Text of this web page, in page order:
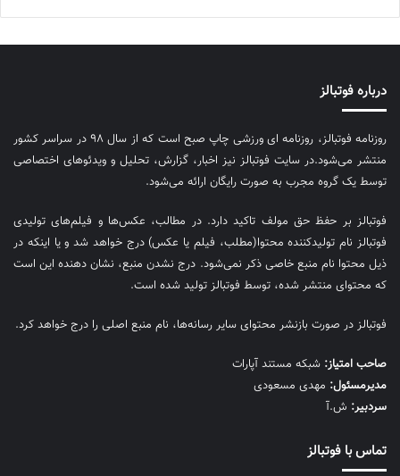
درباره فوتبالز
روزنامه فوتبالز، روزنامه ای ورزشی چاپ صبح است که از سال ۹۸ در سراسر کشور
منتشر می‌شود.در سایت فوتبالز نیز اخبار، گزارش، تحلیل و ویدئوهای اختصاصی
توسط یک گروه مجرب به صورت رایگان ارائه می‌شود.
فوتبالز بر حفظ حق مولف تاکید دارد. در مطالب، عکس‌ها و فیلم‌های تولیدی
فوتبالز نام تولیدکننده محتوا(مطلب، فیلم یا عکس) درج خواهد شد و یا اینکه در
ذیل محتوا نام منبع خاصی ذکر نمی‌‎شود. درج نشدن منبع، نشان دهنده این است
که محتوای منتشر شده، توسط فوتبالز تولید شده است.
فوتبالز در صورت بازنشر محتوای سایر رسانه‌ها، نام منبع اصلی را درج خواهد کرد.
صاحب امتیاز: شبکه مستند آپارات
مديرمسئول: مهدی مسعودی
سردبیر: ش.آ
تماس با فوتبالز